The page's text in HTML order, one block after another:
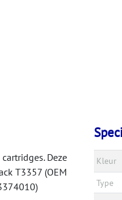
Deze
T3357 (OEM
Kleur
Type